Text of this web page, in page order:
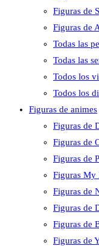
Figuras de
Figuras de
Todas las
Todas las
Todos los
Todos los
Figuras de animes
Figuras de
Figuras de
Figuras de
Figuras My
Figuras de
Figuras de
Figuras de
Figuras de